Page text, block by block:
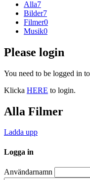
Alla7
Bilder7
Filmer0
Musik0
Please login
You need to be logged in
Klicka HERE to login.
Alla Filmer
Ladda upp
Logga in
Användarnamn